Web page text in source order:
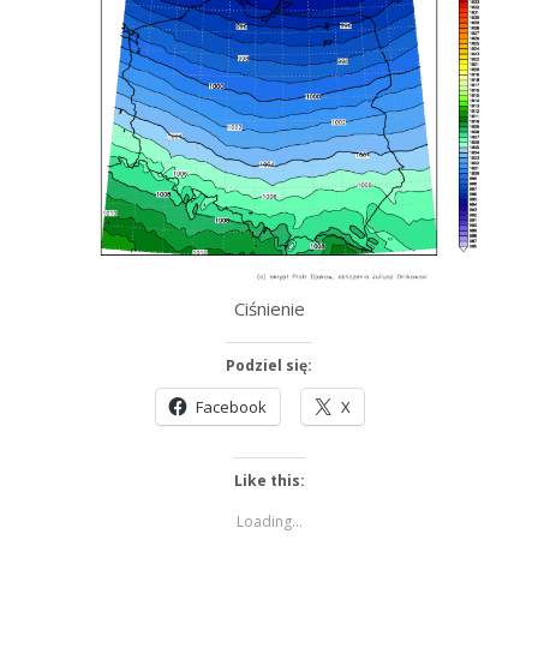
Ciśnienie
Podziel się:
Facebook X
Like this:
Loading...